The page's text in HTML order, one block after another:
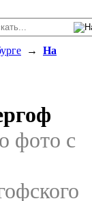
→ На
фото с